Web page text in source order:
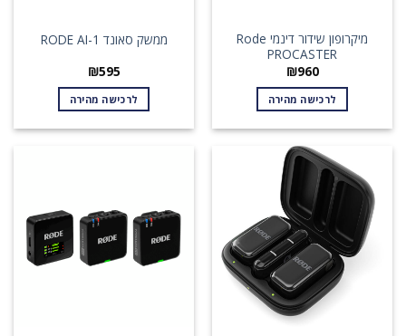
מיקרופון שידור דינמי Rode
PROCASTER
₪960
לרכישה מהירה
ממשק סאונד RODE AI-1
₪595
לרכישה מהירה